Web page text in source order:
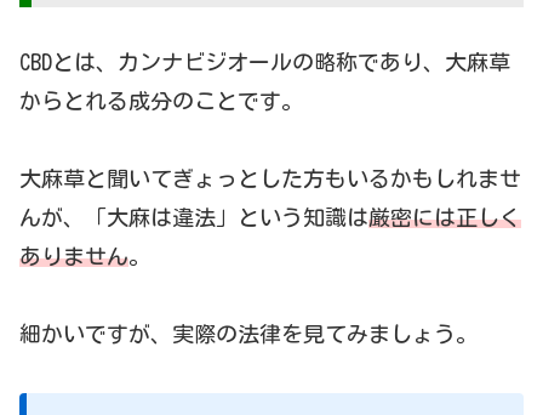
CBDとは、カンナビジオールの略称であり、大麻草
からとれる成分のことです。
大麻草と聞いてぎょっとした方もいるかもしれませ
んが、「大麻は違法」という知識は厳密には正しく
ありません。
細かいですが、実際の法律を見てみましょう。